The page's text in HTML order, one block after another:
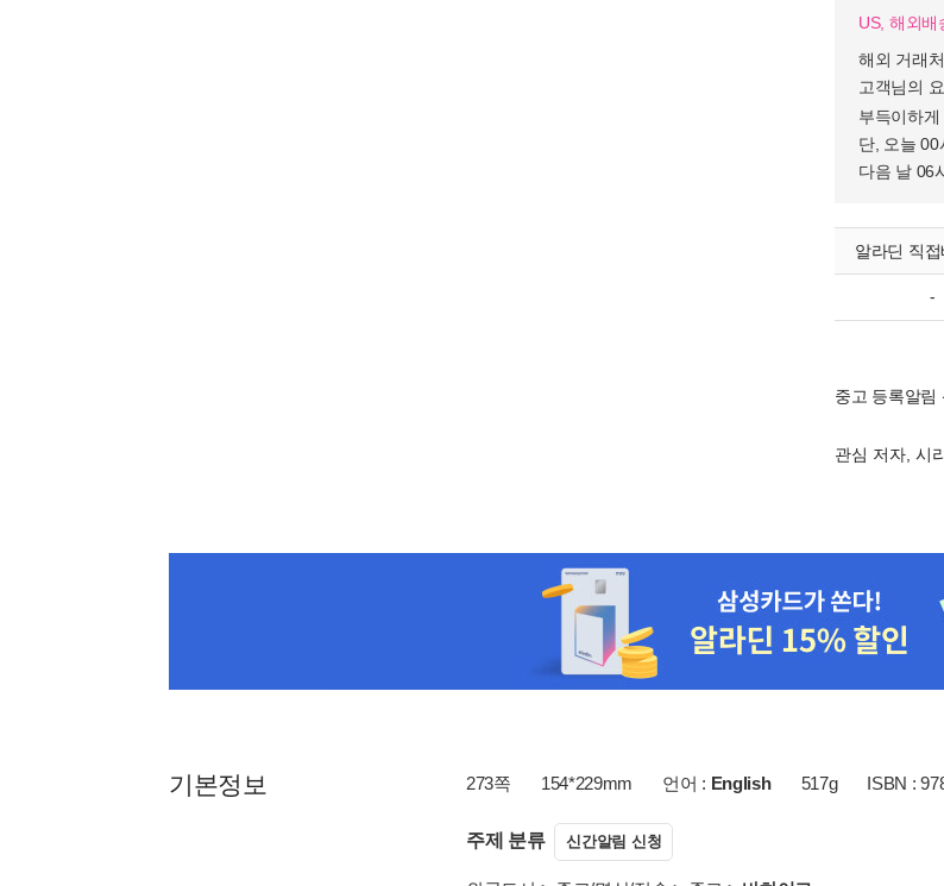
US, 해외배
해외 거래
고객님의
부득이하
단, 오늘
다음 날 06
알라딘 직
-
중고 등록알림
관심 저자, 시
기본정보 273쪽 154*229mm 언어 : English 517g ISBN :
주제 분류 신간알림 신청